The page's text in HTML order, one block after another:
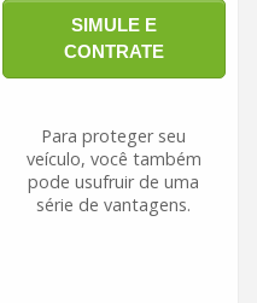
Para proteger seu
veículo, você também
pode usufruir de uma
série de vantagens.
SIMULE E
CONTRATE